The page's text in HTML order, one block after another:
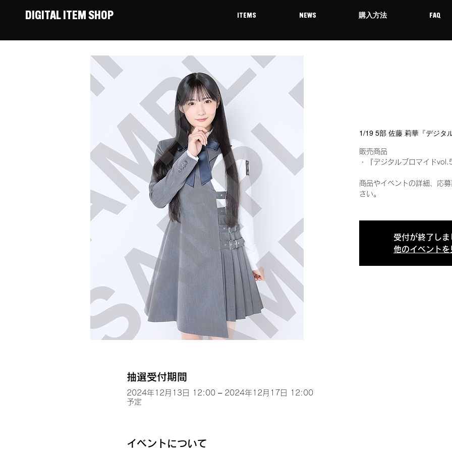
DIGITAL ITEM SHOP ITEMS NEWS 購入方法 FAQ
1/19 5部 佐藤 莉華『デジタ
販売商品
・『デジタルブロマイド
商品やイベントの詳細、応
さい。
受付が終了しま
他のイベントを
抽選受付期間
2024年12月13日 12:00 – 2024年12月17日 12:00
予定
イベントについて